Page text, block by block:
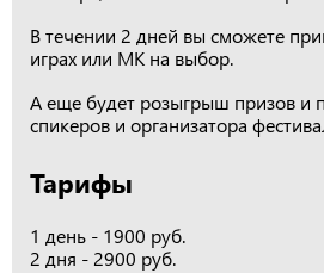
В течении 2 дней вы сможете
играх или МК на выбор.
А еще будет розыгрыш призов и
спикеров и организатора
Тарифы
1 день - 1900 руб.
2 дня - 2900 руб.